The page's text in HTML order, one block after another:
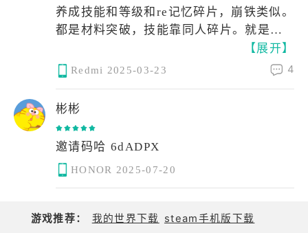
养成技能和等级和re记忆碎片，崩铁类似。
都是材料突破，技能靠同人碎片。就是五
打算玩一阵子看看，没中文靠翻译和看图
【展开】
Redmi 2025-03-23 4
彬彬
HONOR 2025-07-20
游戏推荐： 我的世界下载 steam手机版下载